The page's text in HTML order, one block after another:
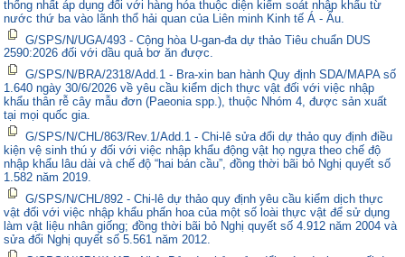
thống nhất áp dụng đối với hàng hóa thuộc diện kiểm soát nhập khẩu từ
nước thứ ba vào lãnh thổ hải quan của Liên minh Kinh tế Á - Âu.
G/SPS/N/UGA/493 - Cộng hòa U-gan-đa dự thảo Tiêu chuẩn DUS
2590:2026 đối với dầu quả bơ ăn được.
G/SPS/N/BRA/2318/Add.1 - Bra-xin ban hành Quy định SDA/MAPA số
1.640 ngày 30/6/2026 về yêu cầu kiểm dịch thực vật đối với việc nhập
khẩu thân rễ cây mẫu đơn (Paeonia spp.), thuộc Nhóm 4, được sản xuất
tại mọi quốc gia.
G/SPS/N/CHL/863/Rev.1/Add.1 - Chi-lê sửa đổi dự thảo quy định điều
kiện vệ sinh thú y đối với việc nhập khẩu động vật họ ngựa theo chế độ
nhập khẩu lâu dài và chế độ “hai bán cầu”, đồng thời bãi bỏ Nghị quyết số
1.582 năm 2019.
G/SPS/N/CHL/892 - Chi-lê dự thảo quy định yêu cầu kiểm dịch thực
vật đối với việc nhập khẩu phấn hoa của một số loài thực vật để sử dụng
làm vật liệu nhân giống; đồng thời bãi bỏ Nghị quyết số 4.912 năm 2004 và
sửa đổi Nghị quyết số 5.561 năm 2012.